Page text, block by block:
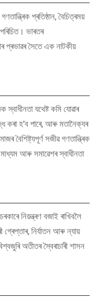
প্ৰতিষ্ঠান, বৈচিত্ৰময়
ভাৰতৰ
প্ৰভাৱৰ সৈতে এক নাটকীয়
যথেষ্ট কমি যোৱাৰ
কৰা হ’ব পাৰে, আৰু মতানৈক্যৰ
বৈশিষ্ট্যপূৰ্ণ সজীৱ গণতান্ত্ৰিক
মাধ্যম আৰু সমাৱেশৰ স্বাধীনতা
নিয়ন্ত্ৰণ বজাই ৰাখিবলৈ
নিৰ্যাতন আৰু ন্যায়
অতীতৰ স্বৈৰাচাৰী শাসন